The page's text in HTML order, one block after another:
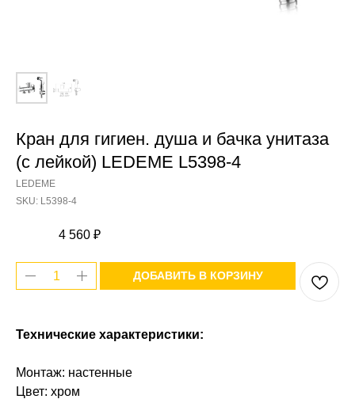
Кран для гигиен. душа и бачка унитаза
(с лейкой) LEDEME L5398-4
LEDEME
SKU: L5398-4
4 560 ₽
ДОБАВИТЬ В КОРЗИНУ
Технические характеристики:
Монтаж: настенные
Цвет: хром